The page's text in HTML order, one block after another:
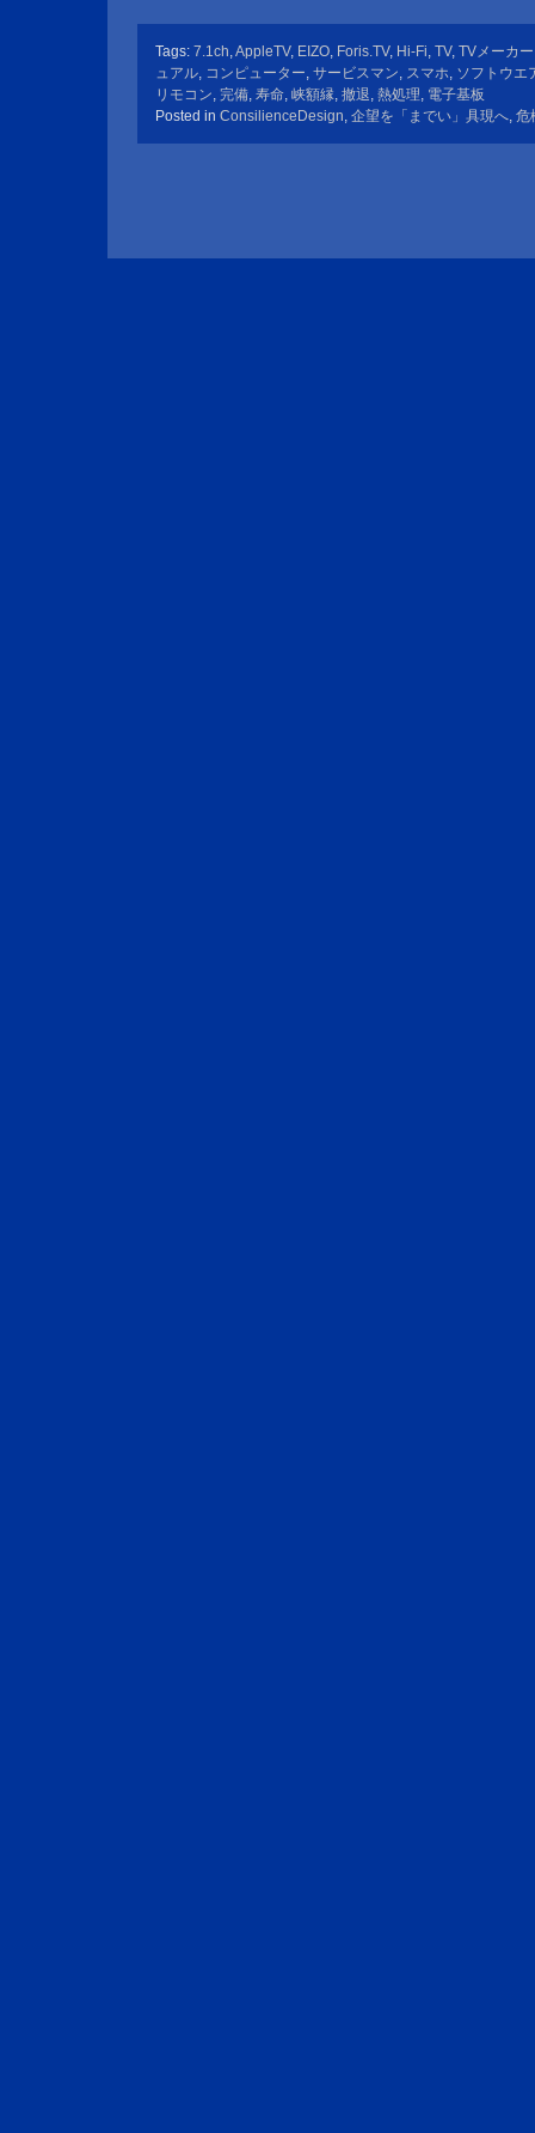
Tags: 7.1ch,AppleTV, EIZO, Foris.TV, Hi-Fi, TV, TVメーカー
ュアル, コンピューター, サービスマン, スマホ, ソフトウエ
リモコン, 完備, 寿命, 峡額縁, 撤退, 熱処理, 電子基板
Posted in ConsilienceDesign, 企望を「までい」具現へ, 危